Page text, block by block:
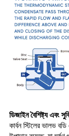
ডিজাইন বৈশিষ্ট্য এবং
কার্বন স্টিলের ভালভ